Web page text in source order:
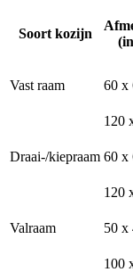
Soort kozijn
Vast raam 60 x
120
Draai-/kiepraam 60 x
120
Valraam 50 x
100